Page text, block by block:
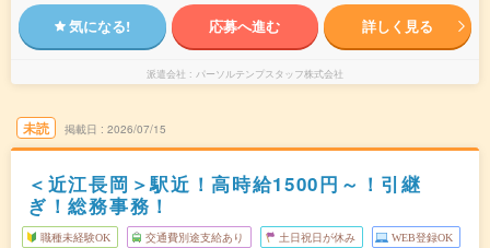
気になる! 応募へ進む 詳しく見る
派遣会社 パーソルテンプスタッフ株式会社
未読 掲載日 2026/07/15
＜近江長岡＞駅近！高時給1500円～！引継
ぎ！総務事務！
職種未経験OK 交通費別途支給あり 土日祝日が休み WEB登録OK